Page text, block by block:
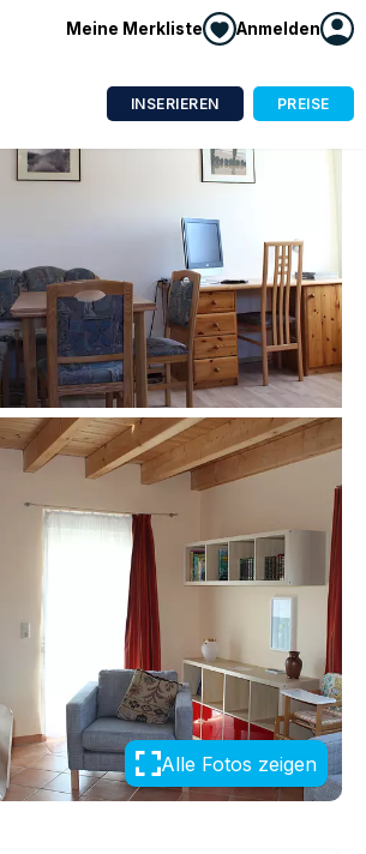
Meine Merkliste Anmelden
INSERIEREN PREISE
Alle Fotos zeigen